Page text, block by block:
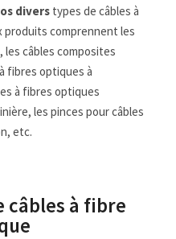
divers types de câbles à
produits comprennent les
les câbles composites
fibres optiques à
à fibres optiques
les pinces pour câbles
etc.
câbles à fibre